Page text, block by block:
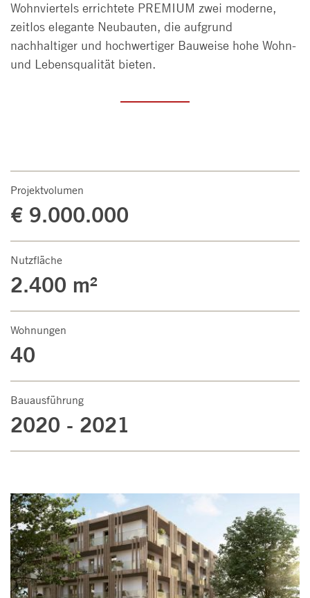
Wohnviertels errichtete PREMIUM zwei moderne,
zeitlos elegante Neubauten, die aufgrund
nachhaltiger und hochwertiger Bauweise hohe Wohn-
und Lebensqualität bieten.
Projektvolumen
€ 9.000.000
Nutzfläche
2.400 m²
Wohnungen
40
Bauausführung
2020 - 2021